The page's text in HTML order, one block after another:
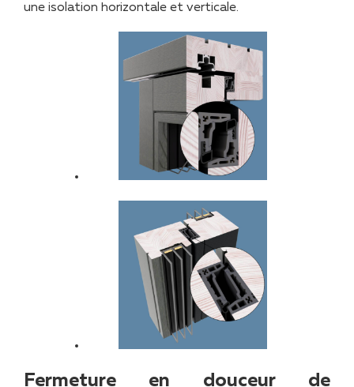
une isolation horizontale et verticale.
Fermeture en douceur de